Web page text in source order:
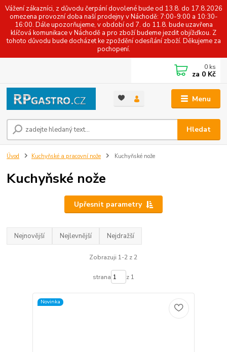
Vážení zákazníci, z důvodu čerpání dovolené bude od 13.8. do 17.8.2026
omezena provozní doba naší prodejny v Náchodě: 7:00-9:00 a 10:30-
16:00. Dále upozorňujeme, v období od 7. do 11.8. bude uzavřena
klíčová komunikace v Náchodě a pro zboží budeme jezdit objížďkou. Z
tohoto důvodu bude docházet ke zpoždění odesílání zboží. Děkujeme za
pochopení.
Menu
Hledat
0 ks
za 0 Kč
Úvod Kuchyňské a pracovní nože Kuchyňské nože
Kuchyňské nože
Upřesnit parametry
Nejnovější Nejlevnější Nejdražší
Zobrazuji 1-2 z 2
strana z 1
Novinka